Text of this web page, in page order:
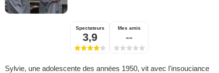
Spectateurs
3,9
Mes amis
--
Sylvie, une adolescente des années 1950, vit avec l'insouciance